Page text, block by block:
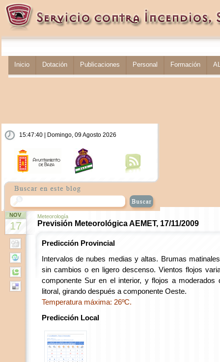
Inicio Dotación Publicaciones Personal Formación
15:47:40 | Domingo, 09 Agosto 2026
NOV
17
Meteorología
Previsión Meteorológica AEMET, 17/11/2009
Predicción Provincial
Intervalos de nubes medias y altas. Brumas
sin cambios o en ligero descenso. Vientos flojos
componente Sur en el interior, y flojos a moderados
litoral, girando después a componente Oeste.
Temperatura máxima: 26ºC.
Predicción Local